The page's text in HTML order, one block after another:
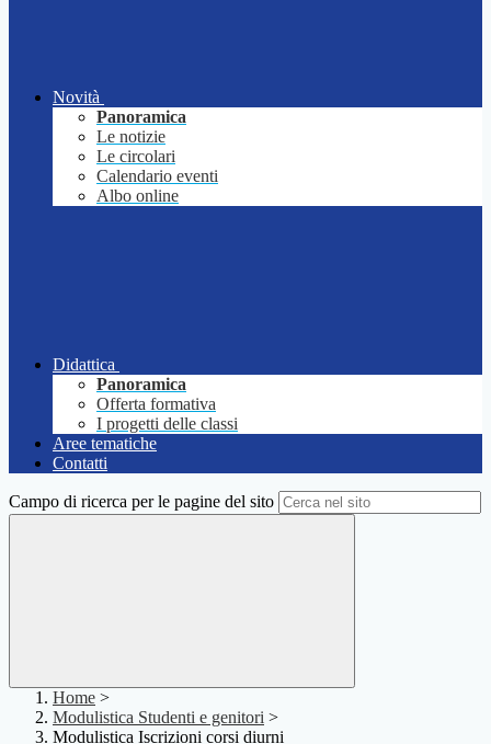
Novità
Panoramica
Le notizie
Le circolari
Calendario eventi
Albo online
Didattica
Panoramica
Offerta formativa
I progetti delle classi
Aree tematiche
Contatti
Campo di ricerca per le pagine del sito
Home >
Modulistica Studenti e genitori >
Modulistica Iscrizioni corsi diurni